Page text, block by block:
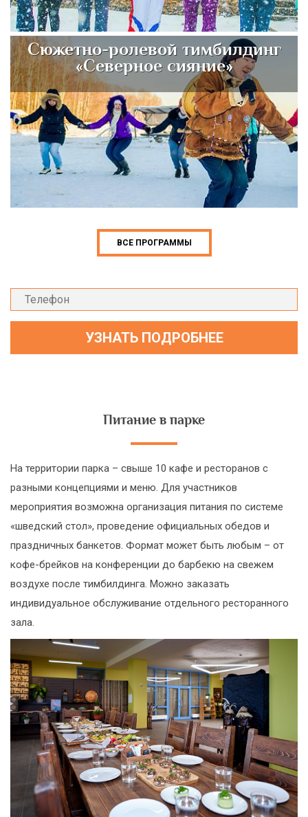
Сюжетно-ролевой тимбилдинг
«Северное сияние»
ВСЕ ПРОГРАММЫ
Питание в парке
На территории парка – свыше 10 кафе и ресторанов с
разными концепциями и меню. Для участников
мероприятия возможна организация питания по системе
«шведский стол», проведение официальных обедов и
праздничных банкетов. Формат может быть любым – от
кофе-брейков на конференции до барбекю на свежем
воздухе после тимбилдинга. Можно заказать
индивидуальное обслуживание отдельного ресторанного
зала.